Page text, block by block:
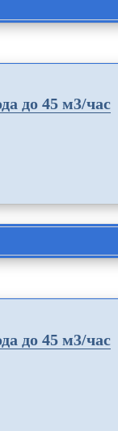
до 45 м3/час
до 45 м3/час